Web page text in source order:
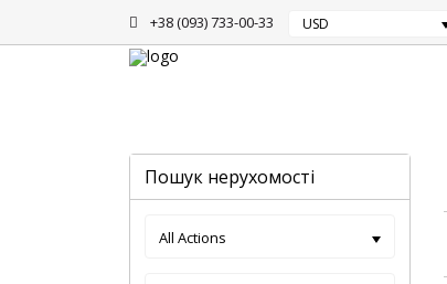
+38 (093) 733-00-33 USD
Пошук нерухомості
All Actions